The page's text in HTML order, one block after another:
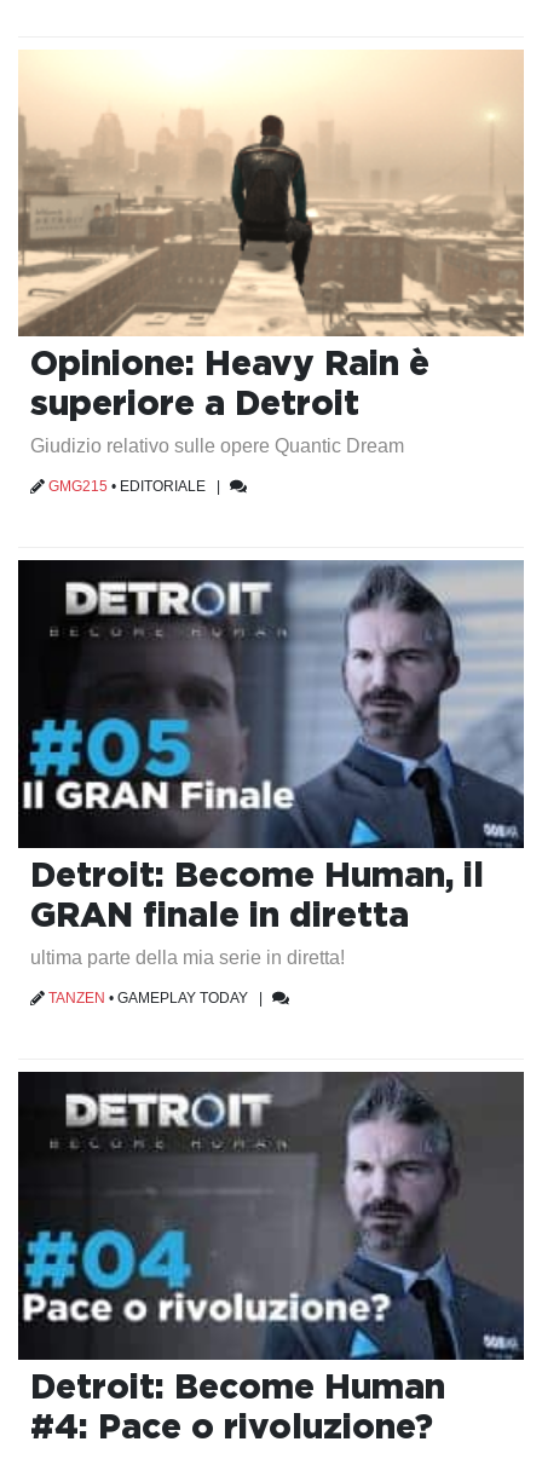
Opinione: Heavy Rain è
superiore a Detroit
Giudizio relativo sulle opere Quantic Dream
GMG215 • EDITORIALE
Detroit: Become Human, il
GRAN finale in diretta
ultima parte della mia serie in diretta!
TANZEN • GAMEPLAY TODAY
Detroit: Become Human
#4: Pace o rivoluzione?